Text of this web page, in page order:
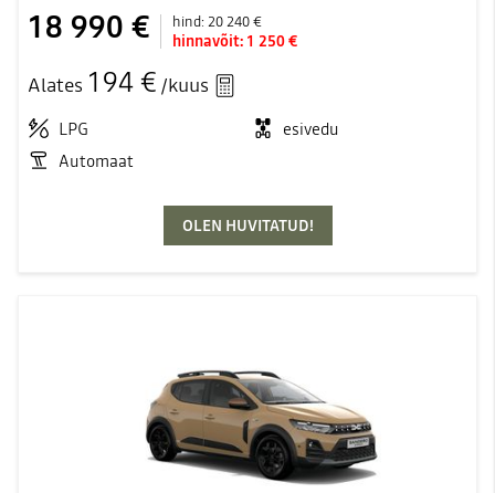
18 990 € hind: 20 240 €
hinnavõit: 1 250 €
Alates 194 € /kuus
LPG
esivedu
Automaat
OLEN HUVITATUD!